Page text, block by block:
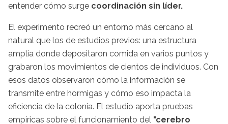
entender cómo surge coordinación sin líder.
El experimento recreó un entorno más cercano al
natural que los de estudios previos: una estructura
amplia donde depositaron comida en varios puntos y
grabaron los movimientos de cientos de individuos. Con
esos datos observaron cómo la información se
transmite entre hormigas y cómo eso impacta la
eficiencia de la colonia. El estudio aporta pruebas
empíricas sobre el funcionamiento del "cerebro